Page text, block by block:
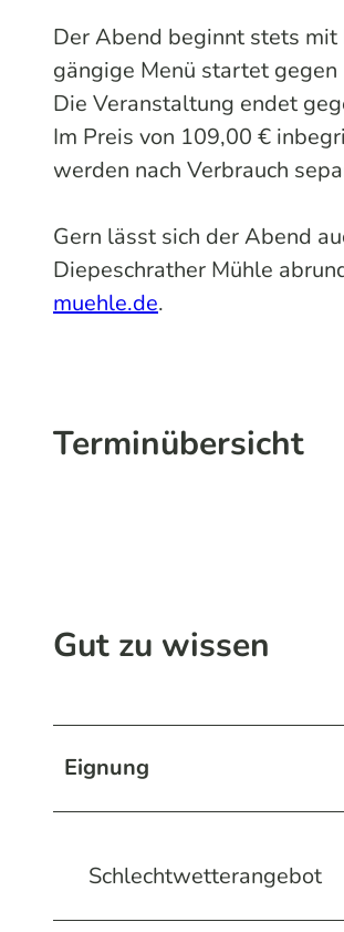
Der Abend beginnt stets
gängige Menü startet
Die Veranstaltung endet
Im Preis von 109,00 €
werden nach Verbrauch
Gern lässt sich der Abend
Diepeschrather Mühle
muehle.de.
Terminübersicht
Gut zu wissen
Eignung
Schlechtwetterangebot